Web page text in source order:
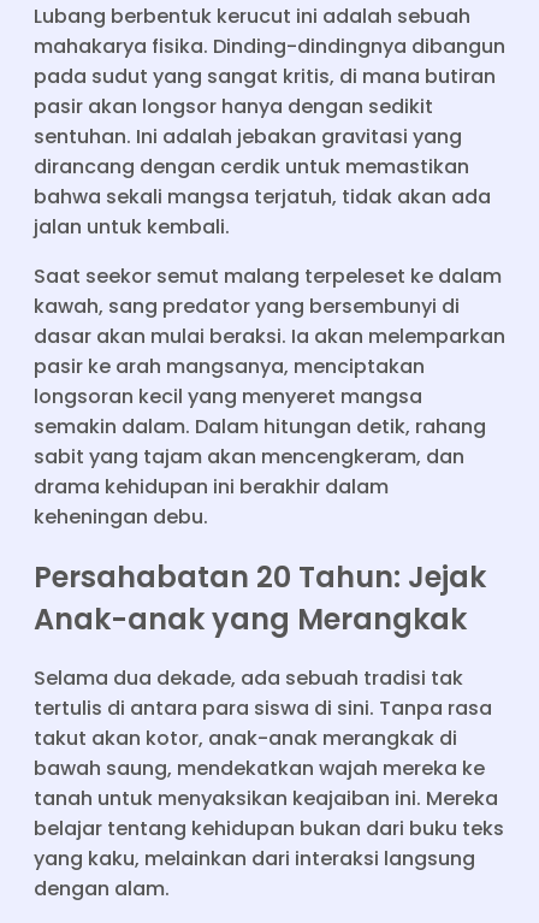
Lubang berbentuk kerucut ini adalah sebuah
mahakarya fisika. Dinding-dindingnya dibangun
pada sudut yang sangat kritis, di mana butiran
pasir akan longsor hanya dengan sedikit
sentuhan. Ini adalah jebakan gravitasi yang
dirancang dengan cerdik untuk memastikan
bahwa sekali mangsa terjatuh, tidak akan ada
jalan untuk kembali.
Saat seekor semut malang terpeleset ke dalam
kawah, sang predator yang bersembunyi di
dasar akan mulai beraksi. Ia akan melemparkan
pasir ke arah mangsanya, menciptakan
longsoran kecil yang menyeret mangsa
semakin dalam. Dalam hitungan detik, rahang
sabit yang tajam akan mencengkeram, dan
drama kehidupan ini berakhir dalam
keheningan debu.
Persahabatan 20 Tahun: Jejak
Anak-anak yang Merangkak
Selama dua dekade, ada sebuah tradisi tak
tertulis di antara para siswa di sini. Tanpa rasa
takut akan kotor, anak-anak merangkak di
bawah saung, mendekatkan wajah mereka ke
tanah untuk menyaksikan keajaiban ini. Mereka
belajar tentang kehidupan bukan dari buku teks
yang kaku, melainkan dari interaksi langsung
dengan alam.